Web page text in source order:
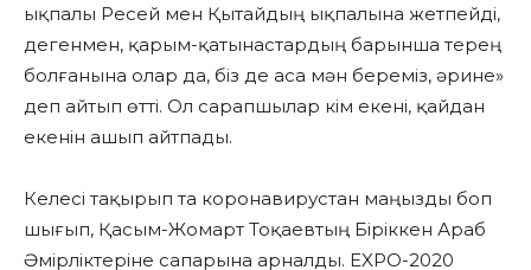
ықпалы Ресей мен Қытайдың ықпалына жетпейді,
дегенмен, қарым-қатынастардың барынша терең
болғанына олар да, біз де аса мән береміз, әрине»
деп айтып өтті. Ол сарапшылар кім екені, қайдан
екенін ашып айтпады.
Келесі тақырып та коронавирустан маңызды боп
шығып, Қасым-Жомарт Тоқаевтың Біріккен Араб
Әмірліктеріне сапарына арналды. EXPO-2020